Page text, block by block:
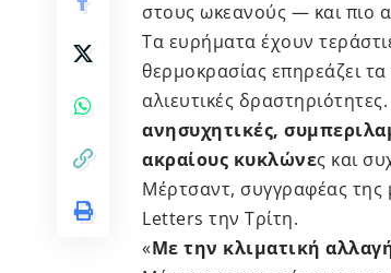
στους ωκεανούς — και πιο
Τα ευρήματα έχουν
θερμοκρασίας επηρεάζει
αλιευτικές δραστηριότητες.
ανησυχητικές,
ακραίους κυκλώνες και
Μέρτσαντ, συγγραφέας της
Letters την Τρίτη.
«Με την κλιματική